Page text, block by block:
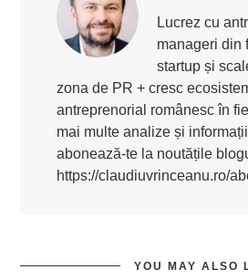
Lucrez cu
manageri din
startup și
zona de PR + cresc
antreprenorial românesc în
mai multe analize și
abonează-te la noutățile
https://claudiuvrinceanu.ro/
YOU MAY ALSO